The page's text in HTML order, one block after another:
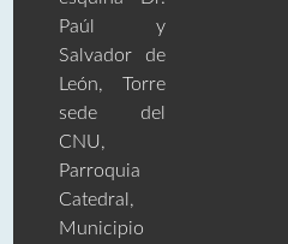
Paúl y
Salvador de
León, Torre
sede del
CNU,
Parroquia
Catedral,
Municipio